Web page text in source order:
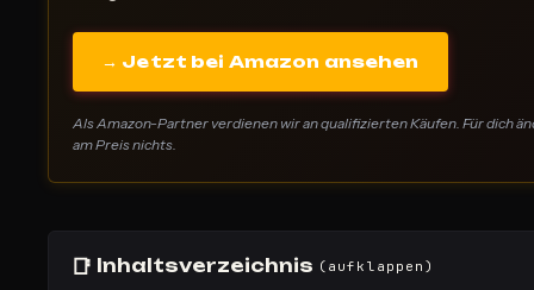
→ Jetzt bei Amazon ansehen
Als Amazon-Partner verdienen wir an qualifizierten Käufen. Für dich
am Preis nichts.
📑 Inhaltsverzeichnis (aufklappen)